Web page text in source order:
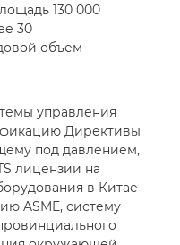
130 000
30
объем
управления
Директивы
под давлением,
лицензии на
в Китае
ASME, систему